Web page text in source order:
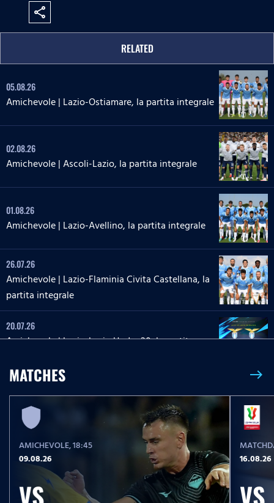
share
RELATED
05.08.26
Amichevole | Lazio-Ostiamare, la partita integrale
02.08.26
Amichevole | Ascoli-Lazio, la partita integrale
01.08.26
Amichevole | Lazio-Avellino, la partita integrale
26.07.26
Amichevole | Lazio-Flaminia Civita Castellana, la
partita integrale
20.07.26
Amichevole | Lazio-Lazio Under 20, la partita
26.05.26
26 maggio 2013 | Roma-Lazio, la partita integrale
23.05.26
Serie A Enilive | Lazio-Pisa, la partita integrale
MATCHES east
AMICHEVOLE, 18:45
09.08.26
VS
16.08.26
VS